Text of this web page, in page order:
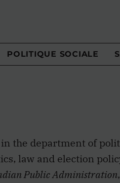
POLITIQUE SOCIALE
the department of
law and election
Public Administration